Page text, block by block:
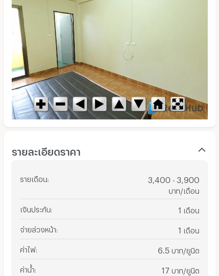
รายละเอียดราคา
รายเดือน 3,400 - 3,900
บาท/เดือน
เงินประกัน 1 เดือน
จ่ายล่วงหน้า 1 เดือน
ค่าไฟ: 6.5 บาท/ยูนิต
ค่าน้ำ 17 บาท/ยูนิต